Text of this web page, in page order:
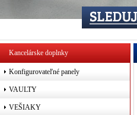
Kancelárske doplnky
Konfigurovateľné panely
VAULTY
VEŠIAKY